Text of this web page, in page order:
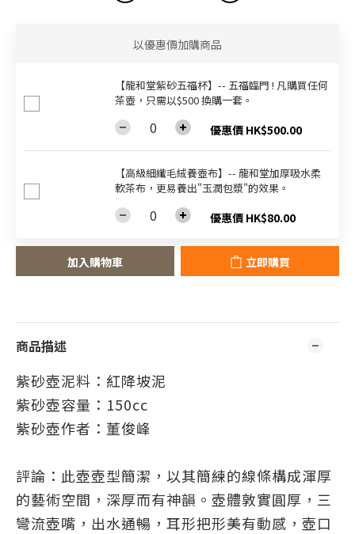
以優惠價加購商品
【龍和堂紫砂五福杯‬】-- 五福臨門 ! 凡購買任何
茶壺，只需以$500 換購一套。
優惠價 HK$500.00
【高級細纖毛絨養壺布】-- 龍和堂加厚吸水柔
軟茶布，更易養出"玉潤包漿"的效果。
優惠價 HK$80.00
加入購物車 立即購買
商品描述
紫砂壺泥料：紅降坡泥
紫砂壺容量 ：150cc
紫砂壺作者 ：董俊峰
評論：此壺壺型簡潔，以其簡練的線條構成渾厚
的藝術空間，深厚而有神韻。壺體敦實圓厚，三
彎流壺嘴，出水通暢，耳形把形美有動感，壺口